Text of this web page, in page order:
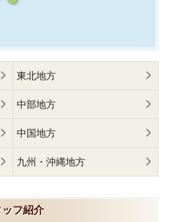
東北地方
中部地方
中国地方
九州・沖縄地方
ッフ紹介